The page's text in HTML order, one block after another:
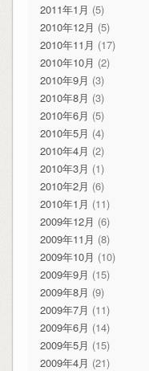
2011年1月 (5)
2010年12月 (5)
2010年11月 (17)
2010年10月 (2)
2010年9月 (3)
2010年8月 (3)
2010年6月 (5)
2010年5月 (4)
2010年4月 (2)
2010年3月 (1)
2010年2月 (6)
2010年1月 (11)
2009年12月 (6)
2009年11月 (8)
2009年10月 (10)
2009年9月 (15)
2009年8月 (9)
2009年7月 (11)
2009年6月 (14)
2009年5月 (15)
2009年4月 (21)